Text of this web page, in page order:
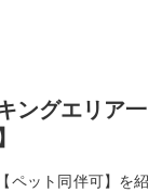
ングエリア一
ペット同伴可】を紹